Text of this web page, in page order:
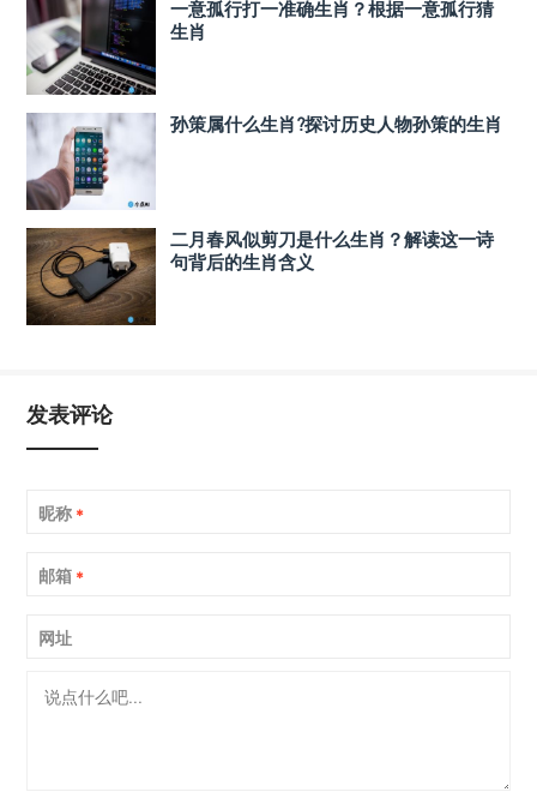
一意孤行打一准确生肖？根据一意孤行猜
生肖
孙策属什么生肖?探讨历史人物孙策的生肖
二月春风似剪刀是什么生肖？解读这一诗
句背后的生肖含义
发表评论
昵称 *
邮箱 *
网址